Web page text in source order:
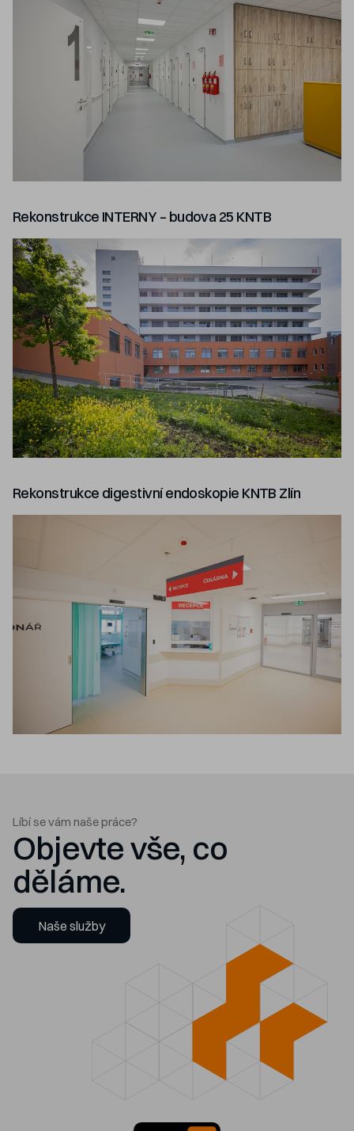
Rekonstrukce INTERNY – budova 25 KNTB
Rekonstrukce digestivní endoskopie KNTB Zlín
Líbí se vám naše práce?
Objevte vše, co
děláme.
Naše služby